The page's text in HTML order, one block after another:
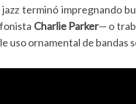
terminó impregnando
Charlie Parker— o
uso ornamental de bandas